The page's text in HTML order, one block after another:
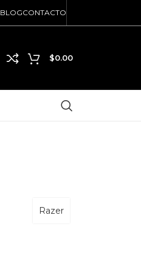
BLOGCONTACTO
$0.00
Razer